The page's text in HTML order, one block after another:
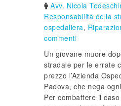
Avv. Nicola
Responsabilità della
ospedaliera,
commenti
Un giovane muore
stradale per le errate
prezzo l’Azienda
Padova, che nega
Per combattere il